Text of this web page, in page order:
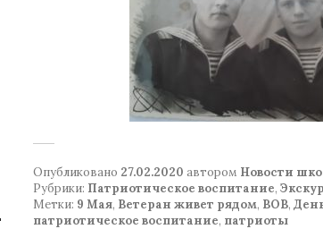
Опубликовано 27.02.2020 автором Новости
Рубрики: Патриотическое воспитание,
Метки: 9 Мая, Ветеран живет рядом, ВОВ,
патриотическое воспитание, патриоты